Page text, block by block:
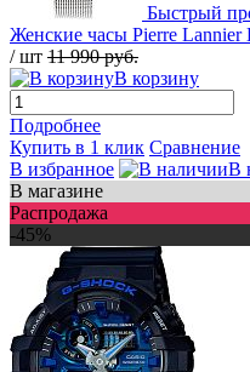
Быстрый
Женские часы Pierre Lannier
/ шт 11 990 руб.
В корзину
Подробнее
Купить в 1 клик Сравнение
В избранное
В
В магазине
Распродажа
-45%